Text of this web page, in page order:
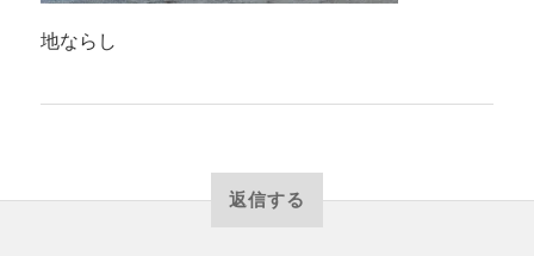
地ならし
返信する